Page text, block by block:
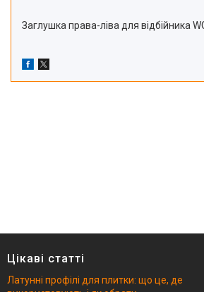
Заглушка права-ліва для відбійника
Цікаві статті
Латунні профілі для плитки: що це, де